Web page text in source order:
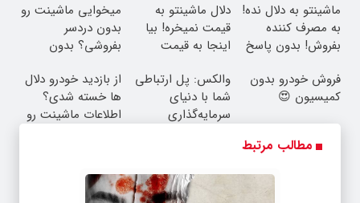
ماشینتو به دلال نده!
به مصرف کننده
بفروش! بدون پاسخ
دلال ماشینتو به
قیمت نمیخره! بیا
اینجا به قیمت
واقعی*
میخوایی ماشینت رو
بدون دردسر
بفروشی؟ بدون
فروش خودرو بدون
کمیسیون 😍
والکس: پل ارتباطی
شما با دنیای
سرمایه‌گذاری
از بازدید خودرو دلال
ها خسته شدی؟
اطلاعات ماشینت رو
مطالب مرتبط